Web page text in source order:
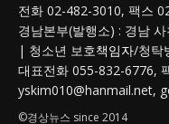
전화 02-482-3010, 팩스
경남본부(발행소) : 경남
| 청소년 보호책임자/청탁
대표전화 055-832-6776,
yskim010@hanmail.net,
©경상뉴스 since 2014